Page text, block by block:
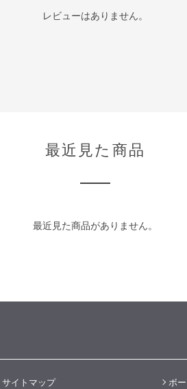
レビューはありません。
最近見た商品
最近見た商品がありません。
サイトマップ ボ